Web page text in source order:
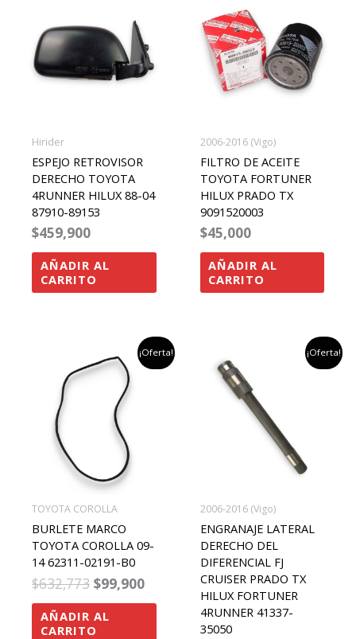
Hirider
ESPEJO RETROVISOR
DERECHO TOYOTA
4RUNNER HILUX 88-04
87910-89153
$459,900
AÑADIR AL
CARRITO
2006-2016 (Vigo)
FILTRO DE ACEITE
TOYOTA FORTUNER
HILUX PRADO TX
9091520003
$45,000
AÑADIR AL
CARRITO
¡Oferta!
TOYOTA COROLLA
BURLETE MARCO
TOYOTA COROLLA 09-
14 62311-02191-B0
$632,773
precio
original
$632,773.
$99,900
el
precio
actual
AÑADIR AL
CARRITO
¡Oferta!
2006-2016 (Vigo)
ENGRANAJE LATERAL
DERECHO DEL
DIFERENCIAL FJ
CRUISER PRADO TX
HILUX FORTUNER
4RUNNER 41337-
35050
original
$757,143.
el